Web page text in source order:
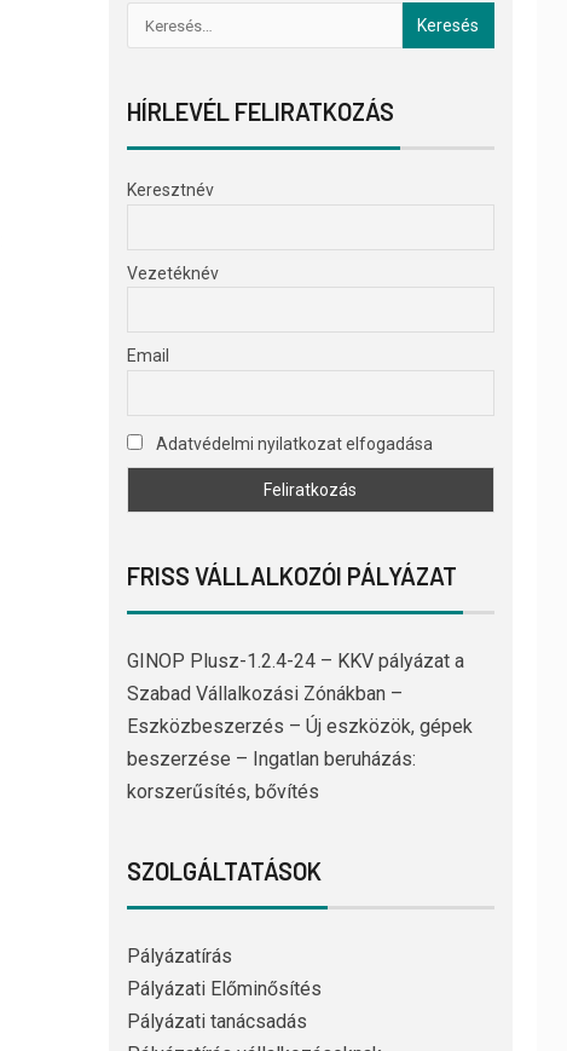
HÍRLEVÉL FELIRATKOZÁS
Keresztnév
Vezetéknév
Email
Adatvédelmi nyilatkozat elfogadása
FRISS VÁLLALKOZÓI PÁLYÁZAT
GINOP Plusz-1.2.4-24 – KKV pályázat a
Szabad Vállalkozási Zónákban –
Eszközbeszerzés – Új eszközök, gépek
beszerzése – Ingatlan beruházás:
korszerűsítés, bővítés
SZOLGÁLTATÁSOK
Pályázatírás
Pályázati Előminősítés
Pályázati tanácsadás